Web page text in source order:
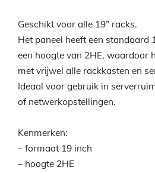
Geschikt voor alle 19” racks.
Het paneel heeft een standaard
een hoogte van 2HE, waardoor
met vrijwel alle rackkasten en
Ideaal voor gebruik in
of netwerkopstellingen.
Kenmerken:
– formaat 19 inch
– hoogte 2HE